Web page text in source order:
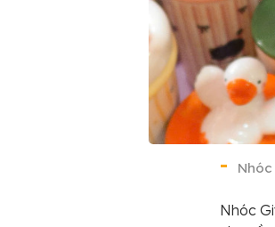
Nhóc
Nhóc